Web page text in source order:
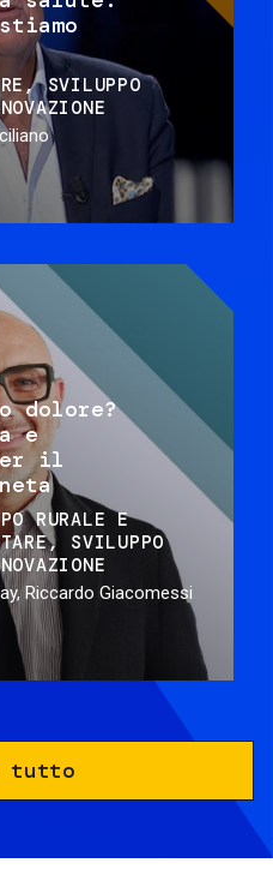
SVILUPPO
dolore?
e
il
RURALE E
SVILUPPO
Riccardo Giacomessi
tutto